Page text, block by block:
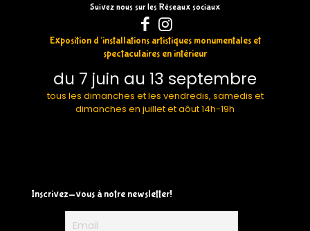
Suivez nous sur les Réseaux sociaux
Exposition d’installations artistiques monumentales et
spectaculaires en intérieur
du 7 juin au 13 septembre
tous les dimanches et les vendredis, samedis et
dimanches en juillet et aôut 14h-19h
Inscrivez-vous à notre newsletter!